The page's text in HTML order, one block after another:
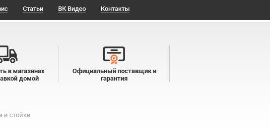
Статьи ВК Видео Контакты
в магазинах
домой
Официальный поставщик и
гарантия
и стойки